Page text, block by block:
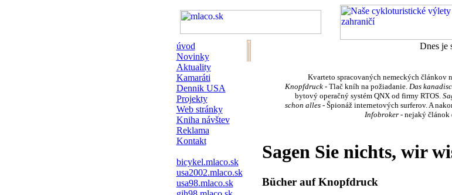
úvod
Novinky
Aktuality
Kamaráti
Dennik USA
Projekty
Web stránky
Kniha návštev
Reklama
Kontakt
bicykel.mlaco.sk
usa2002.mlaco.sk
usa98.mlaco.sk
Dnes je
Kvarteto spracovaných nemeckých článkov
Knopfdruck - Tlač kníh na požiadanie. Das
bytový operačný systém QNX od firmy RTOS.
schon alles - Špionáž internetových surferov. A
Infobroker - nejaký
Sagen Sie nichts, wir
Bücher auf Knopfdruck